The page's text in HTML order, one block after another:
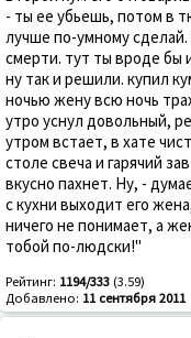
- ты ее убьешь, потом в
лучше по-умному сделай.
смерти. тут ты вроде бы
ну так и решили. купил
ночью жену всю ночь
утро уснул довольный,
утром встает, в хате
столе свеча и гарячий
вкусно пахнет. Ну, -
с кухни выходит его
ничего не понимает, а
тобой по-людски!"
Рейтинг: 1194/333 (3.59)
Добавлено: 11 сентября 2011